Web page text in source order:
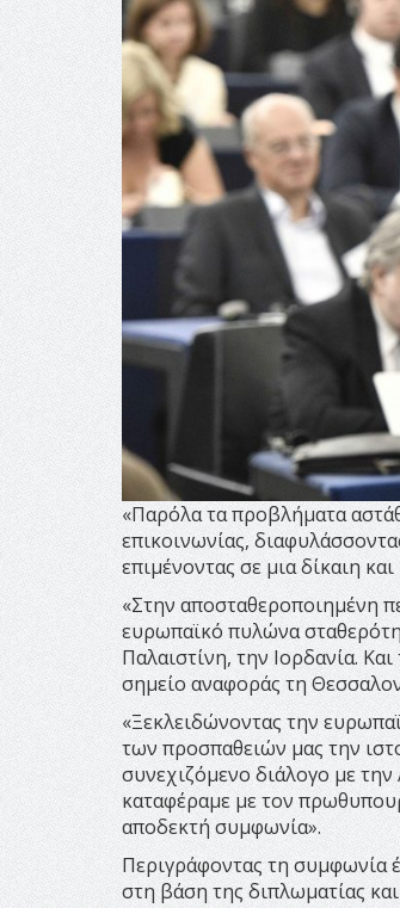
«Παρόλα τα προβλήματα
επικοινωνίας,
επιμένοντας σε μια δίκαιη
«Στην αποσταθεροποιημένη
ευρωπαϊκό πυλώνα
Παλαιστίνη, την Ιορδανία.
σημείο αναφοράς τη
«Ξεκλειδώνοντας την
των προσπαθειών μας την
συνεχιζόμενο διάλογο με
καταφέραμε με τον
αποδεκτή συμφωνία».
Περιγράφοντας τη συμφωνία
στη βάση της διπλωματίας